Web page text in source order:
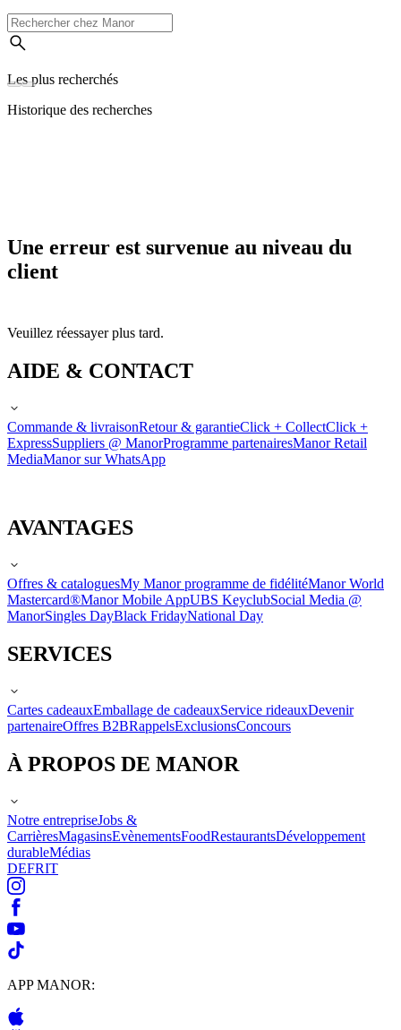
Les plus recherchés
Historique des recherches
Une erreur est survenue au niveau du
client
Veuillez réessayer plus tard.
AIDE & CONTACT
Commande & livraisonRetour & garantieClick + CollectClick +
ExpressSuppliers @ ManorProgramme partenairesManor Retail
MediaManor sur WhatsApp
AVANTAGES
Offres & cataloguesMy Manor programme de fidélitéManor World
Mastercard®Manor Mobile AppUBS KeyclubSocial Media @
ManorSingles DayBlack FridayNational Day
SERVICES
Cartes cadeauxEmballage de cadeauxService rideauxDevenir
partenaireOffres B2BRappelsExclusionsConcours
À PROPOS DE MANOR
Notre entrepriseJobs &
CarrièresMagasinsEvènementsFoodRestaurantsDéveloppement
durableMédias
DEFRIT
APP MANOR: